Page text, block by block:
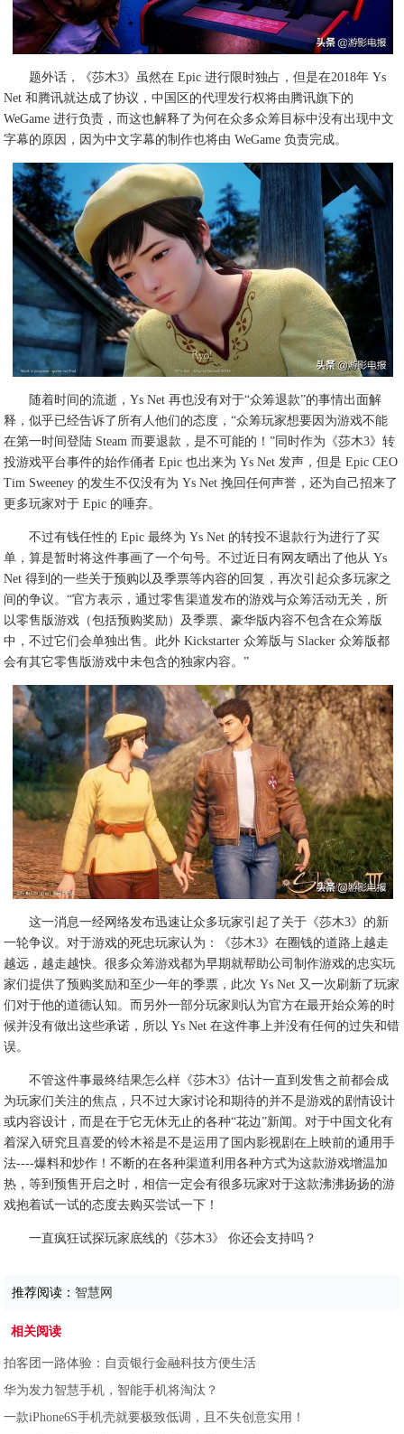
题外话，《莎木3》虽然在 Epic 进行限时独占，但是在2018年 Ys
Net 和腾讯就达成了协议，中国区的代理发行权将由腾讯旗下的
WeGame 进行负责，而这也解释了为何在众多众筹目标中没有出现中文
字幕的原因，因为中文字幕的制作也将由 WeGame 负责完成。
随着时间的流逝，Ys Net 再也没有对于“众筹退款”的事情出面解
释，似乎已经告诉了所有人他们的态度，“众筹玩家想要因为游戏不能
在第一时间登陆 Steam 而要退款，是不可能的！”同时作为《莎木3》转
投游戏平台事件的始作俑者 Epic 也出来为 Ys Net 发声，但是 Epic CEO
Tim Sweeney 的发生不仅没有为 Ys Net 挽回任何声誉，还为自己招来了
更多玩家对于 Epic 的唾弃。
不过有钱任性的 Epic 最终为 Ys Net 的转投不退款行为进行了买
单，算是暂时将这件事画了一个句号。不过近日有网友晒出了他从 Ys
Net 得到的一些关于预购以及季票等内容的回复，再次引起众多玩家之
间的争议。“官方表示，通过零售渠道发布的游戏与众筹活动无关，所
以零售版游戏（包括预购奖励）及季票、豪华版内容不包含在众筹版
中，不过它们会单独出售。此外 Kickstarter 众筹版与 Slacker 众筹版都
会有其它零售版游戏中未包含的独家内容。”
这一消息一经网络发布迅速让众多玩家引起了关于《莎木3》的新
一轮争议。对于游戏的死忠玩家认为：《莎木3》在圈钱的道路上越走
越远，越走越快。很多众筹游戏都为早期就帮助公司制作游戏的忠实玩
家们提供了预购奖励和至少一年的季票，此次 Ys Net 又一次刷新了玩家
们对于他的道德认知。而另外一部分玩家则认为官方在最开始众筹的时
候并没有做出这些承诺，所以 Ys Net 在这件事上并没有任何的过失和错
误。
不管这件事最终结果怎么样《莎木3》估计一直到发售之前都会成
为玩家们关注的焦点，只不过大家讨论和期待的并不是游戏的剧情设计
或内容设计，而是在于它无休无止的各种“花边”新闻。对于中国文化有
着深入研究且喜爱的铃木裕是不是运用了国内影视剧在上映前的通用手
法----爆料和炒作！不断的在各种渠道利用各种方式为这款游戏增温加
热，等到预售开启之时，相信一定会有很多玩家对于这款沸沸扬扬的游
戏抱着试一试的态度去购买尝试一下！
一直疯狂试探玩家底线的《莎木3》 你还会支持吗？
推荐阅读： 智慧网
相关阅读
拍客团一路体验：自贡银行金融科技方便生活
华为发力智慧手机，智能手机将淘汰？
一款iPhone6S手机壳就要极致低调，且不失创意实用！